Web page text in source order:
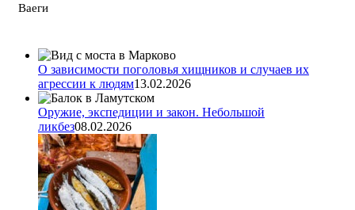
Ваеги
О зависимости поголовья хищников и случаев их
агрессии к людям13.02.2026
Оружие, экспедиции и закон. Небольшой
ликбез08.02.2026